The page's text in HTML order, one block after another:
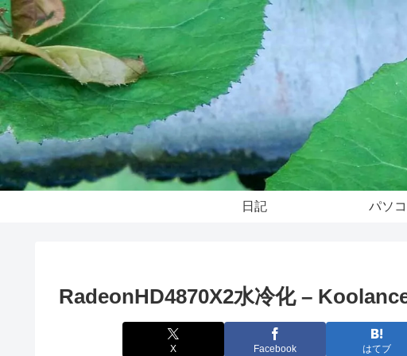
日記 パソ
RadeonHD4870X2水冷化 –
X Facebook はてブ